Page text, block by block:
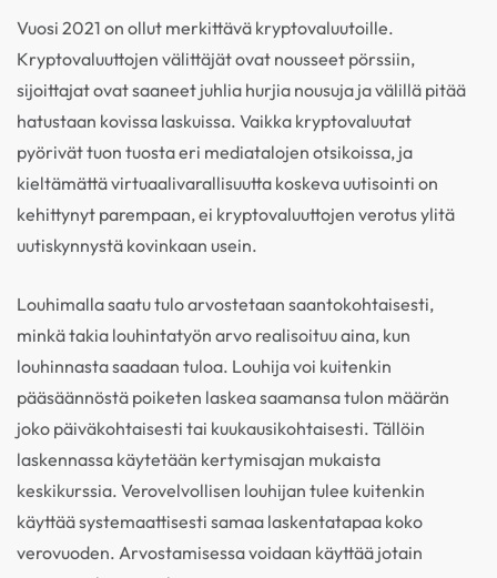
Vuosi 2021 on ollut merkittävä kryptovaluutoille.
Kryptovaluuttojen välittäjät ovat nousseet pörssiin,
sijoittajat ovat saaneet juhlia hurjia nousuja ja välillä pitää
hatustaan kovissa laskuissa. Vaikka kryptovaluutat
pyörivät tuon tuosta eri mediatalojen otsikoissa, ja
kieltämättä virtuaalivarallisuutta koskeva uutisointi on
kehittynyt parempaan, ei kryptovaluuttojen verotus ylitä
uutiskynnystä kovinkaan usein.
Louhimalla saatu tulo arvostetaan saantokohtaisesti,
minkä takia louhintatyön arvo realisoituu aina, kun
louhinnasta saadaan tuloa. Louhija voi kuitenkin
pääsäännöstä poiketen laskea saamansa tulon määrän
joko päiväkohtaisesti tai kuukausikohtaisesti. Tällöin
laskennassa käytetään kertymisajan mukaista
keskikurssia. Verovelvollisen louhijan tulee kuitenkin
käyttää systemaattisesti samaa laskentatapaa koko
verovuoden. Arvostamisessa voidaan käyttää jotain